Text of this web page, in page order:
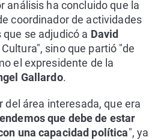
análisis ha concluido que la
coordinador de actividades
se adjudicó a David
sino que partió "de
el expresidente de la
Gallardo.
del área interesada, que era
que debe de estar
una capacidad política", ya